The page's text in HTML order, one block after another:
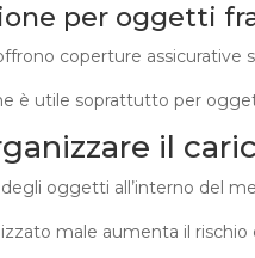
per oggetti
coperture assicurative
è utile soprattutto per
il
oggetti all’interno del
male aumenta il rischio